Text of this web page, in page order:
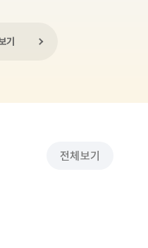
기
전체보기